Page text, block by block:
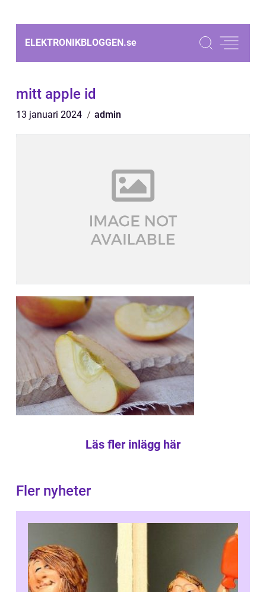
ELEKTRONIKBLOGGEN.se
mitt apple id
13 januari 2024 admin
Läs fler inlägg här
Fler nyheter